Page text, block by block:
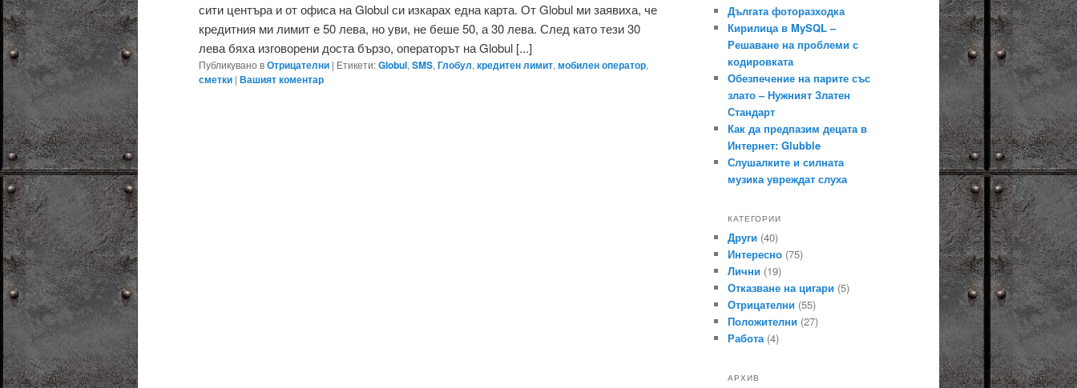
сити центъра и от офиса на Globul си изкарах една карта. От Globul ми заявиха, че
кредитния ми лимит е 50 лева, но уви, не беше 50, а 30 лева. След като тези 30
лева бяха изговорени доста бързо, операторът на Globul [...]
Публикувано вОтрицателни | Етикети:Globul, SMS, Глобул, кредитен лимит, мобилен оператор,
сметки | Вашият коментар
Дългата фоторазходка
Кирилица в MySQL –
Решаване на проблеми с
кодировката
Обезпечение на парите със
злато – Нужният Златен
Стандарт
Как да предпазим децата в
Интернет: Glubble
Слушалките и силната
музика увреждат слуха
КАТЕГОРИИ
Други (40)
Интересно (75)
Лични (19)
Отказване на цигари (5)
Отрицателни (55)
Положителни (27)
Работа(4)
АРХИВ